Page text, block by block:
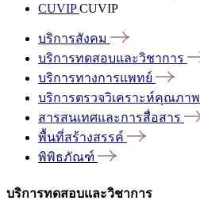
CUVIPCUVIP
บริการสังคม
บริการทดสอบและวิชาการ
บริการทางการแพทย์
บริการตรวจวิเคราะห์คุณภาพ
สารสนเทศและการสื่อสาร
พื้นที่สร้างสรรค์
พิพิธภัณฑ์
บริการทดสอบและวิชาการ